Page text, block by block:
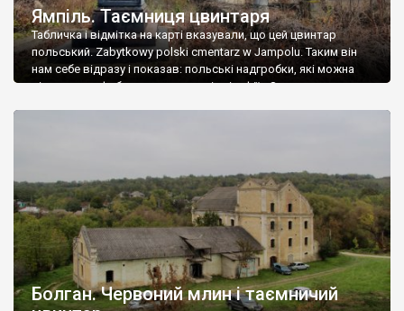
Ямпіль. Таємниця цвинтаря
Табличка і відмітка на карті вказували, що цей цвинтар
польський. Zabytkowy polski cmentarz w Jampolu. Таким він
нам себе відразу і показав: польські надгробки, які можна
віднести до фабричних, польські епітафії… Загалом цвинтар
Болган. Червоний млин і таємничий